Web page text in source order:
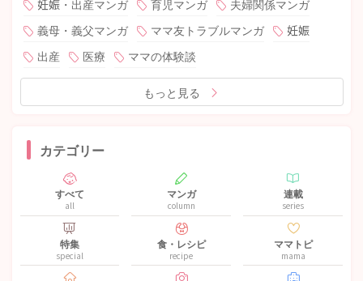
妊娠・出産マンガ 育児マンガ
夫婦関係マンガ
義母・義父マンガ
ママ友トラブルマンガ
妊娠
出産
医療 ママの体験談
もっと見る
カテゴリー
すべて
all
マンガ
column
連載
series
特集
special
食・レシピ
recipe
ママトピ
mama